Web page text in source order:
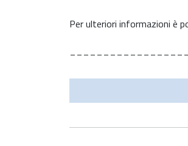
Per ulteriori informazioni è